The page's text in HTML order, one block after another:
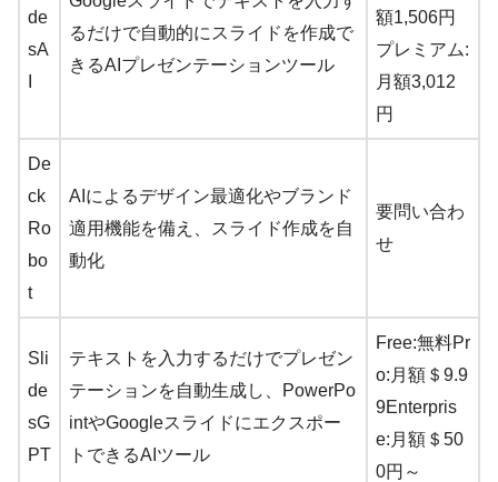
de
sA
るだけで自動的にスライドを作成で
きるAIプレゼンテーションツール
額1,506円
プレミアム:
月額3,012
円
De
ck
Ro
bo
t
AIによるデザイン最適化やブランド
適用機能を備え、スライド作成を自
動化
要問い合わ
せ
Sli
de
sG
PT
テキストを入力するだけでプレゼン
テーションを自動生成し、PowerPo
intやGoogleスライドにエクスポー
トできるAIツール
Free:無料Pr
o:月額＄9.9
9Enterpris
e:月額＄50
0円～